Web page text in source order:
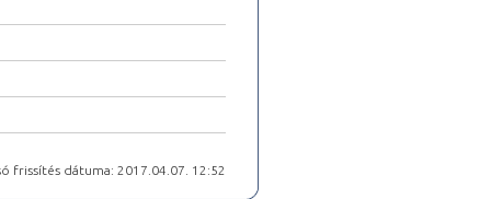
frissítés dátuma: 2017.04.07. 12:52